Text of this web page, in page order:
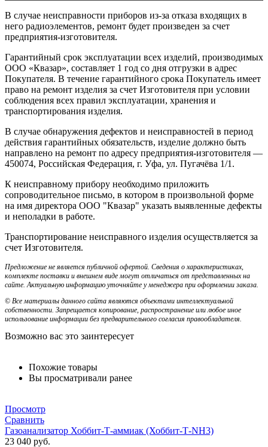
В случае неисправности приборов из-за отказа входящих в
него радиоэлементов, ремонт будет произведен за счет
предприятия-изготовителя.
Гарантийный срок эксплуатации всех изделий, производимых
ООО «Квазар», составляет 1 год со дня отгрузки в адрес
Покупателя. В течение гарантийного срока Покупатель имеет
право на ремонт изделия за счет Изготовителя при условии
соблюдения всех правил эксплуатации, хранения и
транспортирования изделия.
В случае обнаружения дефектов и неисправностей в период
действия гарантийных обязательств, изделие должно быть
направлено на ремонт по адресу предприятия-изготовителя —
450074, Российская Федерация, г. Уфа, ул. Пугачёва 1/1.
К неисправному прибору необходимо приложить
сопроводительное письмо, в котором в произвольной форме
на имя директора ООО "Квазар" указать выявленные дефекты
и неполадки в работе.
Транспортирование неисправного изделия осуществляется за
счет Изготовителя.
Предложение не является публичной офертой. Сведения о характеристиках,
комплекте поставки и внешнем виде могут отличаться от представленных на
сайте. Актуальную информацию уточняйте у менеджера при оформлении заказа.
© Все материалы данного сайта являются объектами интеллектуальной
собственности. Запрещается копирование, распространение или любое иное
использование информации без предварительного согласия правообладателя.
Возможно вас это заинтересует
Похожие товары
Вы просматривали ранее
Просмотр
Сравнить
Газоанализатор Хоббит-Т-аммиак (Хоббит-Т-NH3)
23 040 руб.